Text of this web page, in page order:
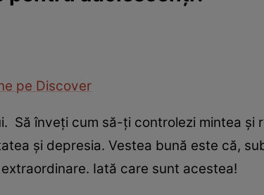
pe Discover
Să înveți cum să-ți controlezi mintea și
și depresia. Vestea bună este că,
Iată care sunt acestea!